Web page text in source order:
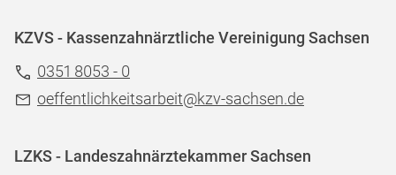
KZVS - Kassenzahnärztliche Vereinigung Sachsen
0351 8053 - 0
oeffentlichkeitsarbeit@kzv-sachsen.de
LZKS - Landeszahnärztekammer Sachsen